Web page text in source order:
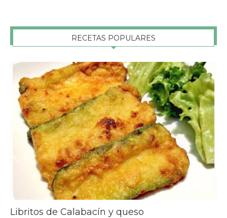
RECETAS POPULARES
Libritos de Calabacín y queso